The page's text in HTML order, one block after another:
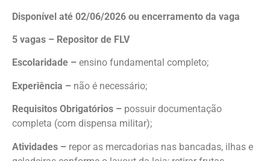
Disponível até 02/06/2026 ou encerramento da vaga
5 vagas – Repositor de FLV
Escolaridade – ensino fundamental completo;
Experiência – não é necessário;
Requisitos Obrigatórios – possuir documentação
completa (com dispensa militar);
Atividades – repor as mercadorias nas bancadas, ilhas e